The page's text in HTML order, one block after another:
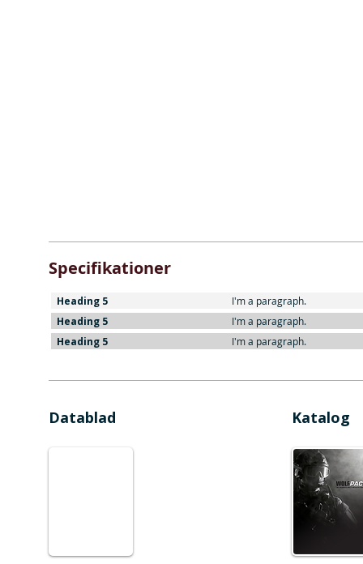
Specifikationer
Heading 5 I'm a paragraph.
Heading 5 I'm a paragraph.
Heading 5 I'm a paragraph.
Datablad Katalog